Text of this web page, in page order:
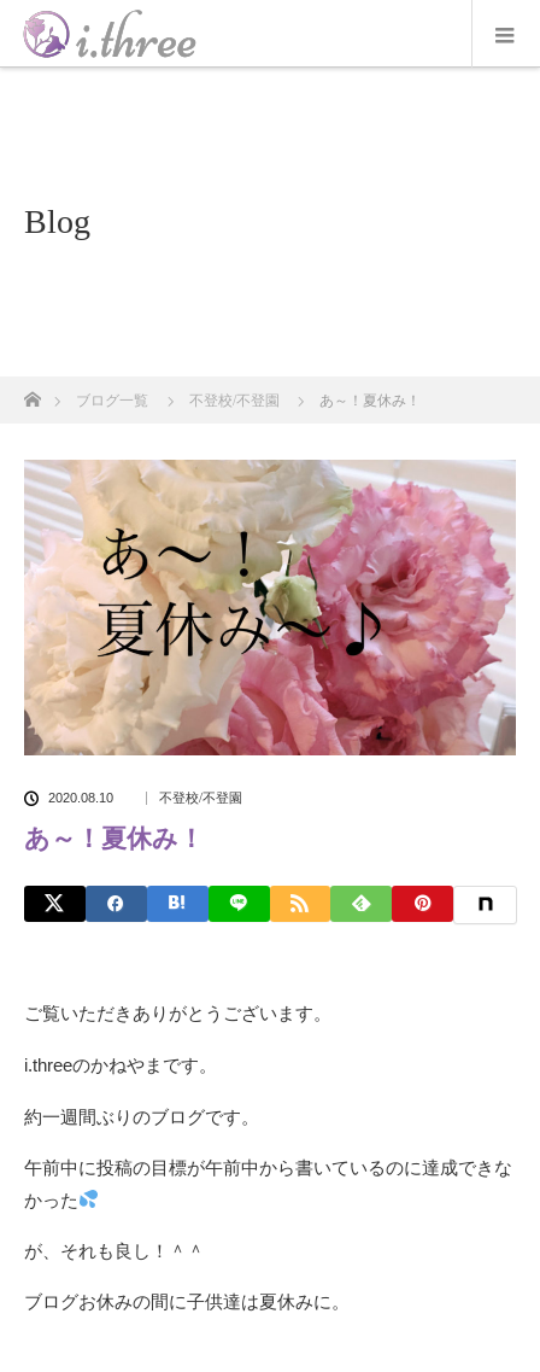
Blog
ホームブログ一覧 不登校/不登園 あ～！夏休み！
2020.08.10 不登校/不登園
あ～！夏休み！
ご覧いただきありがとうございます。
i.threeのかねやまです。
約一週間ぶりのブログです。
午前中に投稿の目標が午前中から書いているのに達成できな
かった
が、それも良し！＾＾
ブログお休みの間に子供達は夏休みに。